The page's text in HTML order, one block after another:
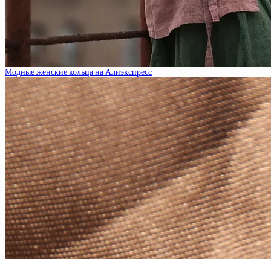
Модные женские кольца на Алиэкспресс